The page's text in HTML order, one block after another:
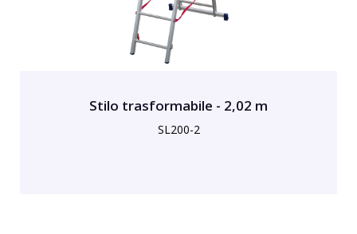
Stilo trasformabile - 2,02 m
SL200-2